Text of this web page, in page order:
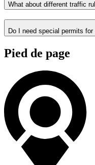
What about different traffic
Do I need special permits
Pied de page